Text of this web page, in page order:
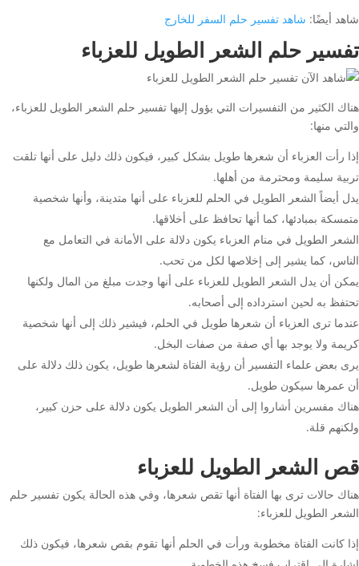
شاهد أيضًا: شاهد تفسير حلم السفر للخارج
تفسير حلم الشعر الطويل للعزباء
هناك الكثير من التفسيرات التي يؤول إليها تفسير حلم الشعر الطويل للعزباء،
والتي منها:
إذا رأت العزباء أن شعرها طويل بشكل كبير، فيكون ذلك دليل على أنها تلقت
تربية سليمة ومحترمة من أهلها.
يدل أيضاً الشعر الطويل في الحلم للعزباء على أنها متدينة، وأنها شخصية
متمسكة بمبادئها، كما أنها تحافظ على أخلاقها.
الشعر الطويل في منام العزباء يكون دلالة على الأمانة في التعامل مع
الناس، كما يشير إلى إخلاصها لكل من تحب.
يمكن أن يدل الشعر الطويل للعزباء على أنها وجدت مبلغ من المال ولكنها
تحتفظ به لحين استرداده إلى أصحابه.
عندما ترى العزباء أن شعرها طويل في الحلم، فيشير ذلك إلى أنها شخصية
كريمة ولا يوجد بها أي صفة من صفات البخل.
يرى بعض علماء التفسير أن رؤية الفتاة لشعرها طويل، يكون ذلك دلالة على
أن عمرها سيكون طويل.
هناك مفسرين أشاروا إلى أن الشعر الطويل يكون دلالة على حزن كبير،
ولكنهم قلة.
قص الشعر الطويل للعزباء
هناك حالات ترى بها الفتاة أنها تقص شعرها، وفي هذه الحالة يكون تفسير حلم
الشعر الطويل للعزباء:
إذا كانت الفتاة مخطوبة ورأت في الحلم أنها تقوم بقص شعرها، فيكون ذلك